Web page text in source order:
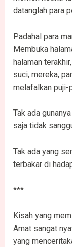
datanglah para
Padahal para
Membuka
halaman
suci, mereka,
melafalkan puji-
Tak ada
saja tidak
Tak ada yang
terbakar di
***
Kisah yang
Amat sangat
yang